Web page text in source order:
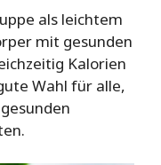
als leichtem
mit gesunden
Kalorien
Wahl für alle,